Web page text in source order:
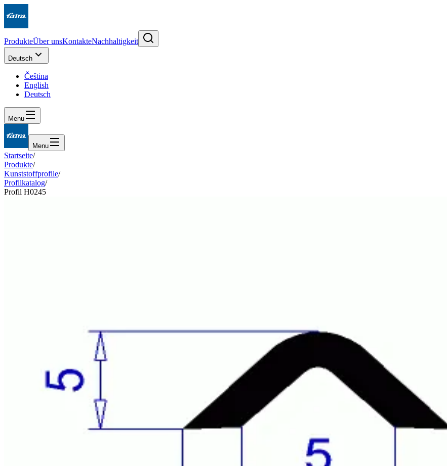
ProdukteÜber unsKontakteNachhaltigkeit
Deutsch
Čeština
English
Deutsch
Menu
Menu
Startseite/
Produkte/
Kunststoffprofile/
Profilkatalog/
Profil H0245